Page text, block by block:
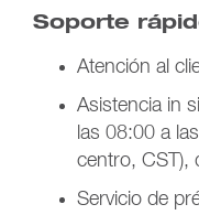
Soporte
Atención al
Asistencia in
las 08:00 a
centro, CST),
Servicio de